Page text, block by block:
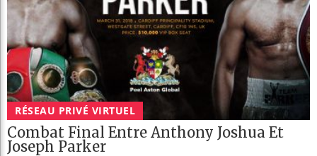
RÉSEAU PRIVÉ VIRTUEL
Combat Final Entre Anthony Joshua Et
Joseph Parker